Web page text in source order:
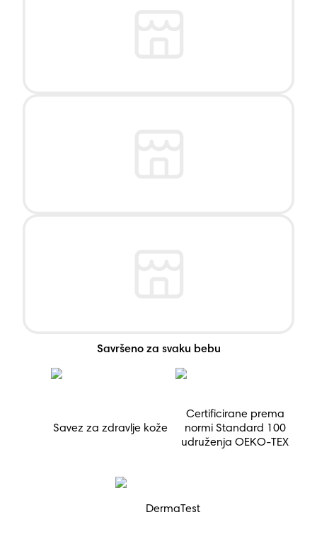
Savršeno za svaku bebu
Savez za zdravlje kože
Certificirane prema
normi Standard 100
udruženja OEKO-TEX
DermaTest